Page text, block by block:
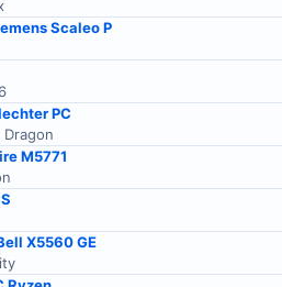
Scaleo P
PC
M5771
X5560 GE